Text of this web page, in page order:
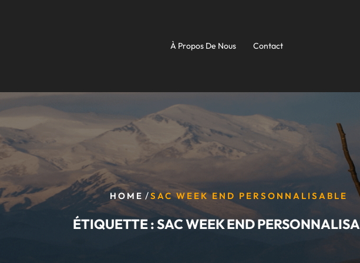
À Propos De Nous Contact
HOME /SAC WEEK END PERSONNALISABLE
ÉTIQUETTE :SAC WEEK END